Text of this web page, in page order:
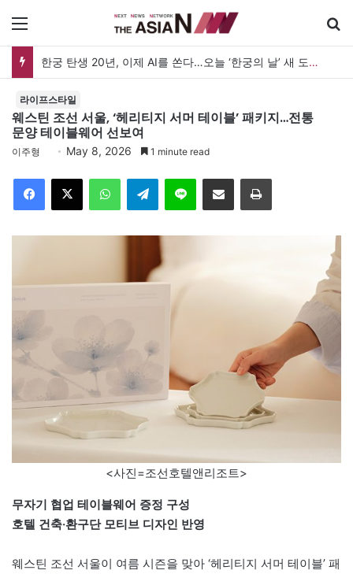
메뉴
한궁 탄생 20년, 이제 AI를 쏜다…오늘 ‘한궁의 날’ 새 도약 선언
라이프스타일
웨스틴 조선 서울, ‘헤리티지 서머 테이블’ 패키지…전통
문양 테이블웨어 선보여
이주형 May 8, 2026 1 minute read
Facebook
X WhatsAppTelegramLine 이메일 인쇄
<사진=조선호텔앤리조트>
무자기 협업 테이블웨어 증정 구성
호텔 건축·환구단 모티브 디자인 반영
웨스틴 조선 서울이 여름 시즌을 맞아 ‘헤리티지 서머 테이블’ 패